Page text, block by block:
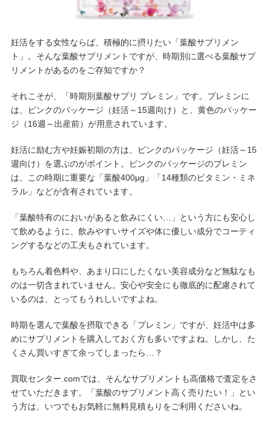
妊活をする女性ならば、積極的に摂りたい「葉酸サプリメン
ト」。そんな葉酸サプリメントですが、時期別に選べる葉酸サプ
リメントがあるのをご存知ですか？
それこそが、「時期別葉酸サプリ プレミン」です。プレミンに
は、ピンクのパッケージ（妊活～15週向け）と、黄色のパッケー
ジ（16週～出産前）が用意されています。
妊活に励む方や妊娠初期の方は、ピンクのパッケージ（妊活～15
週向け）を選ぶのがポイント。ピンクのパッケージのプレミン
は、この時期に重要な「葉酸400μg」「14種類のビタミン・ミネ
ラル」などが含有されています。
「葉酸特有のにおいがあると飲みにくい…」という方にも安心し
て飲めるように、飲みやすいサイズや体に優しい成分でコーティ
ングするなどの工夫もされています。
もちろん着色料や、あまり口にしたくない美容成分など無駄なも
のは一切含まれていません。安心や安全にも徹底的に配慮されて
いるのは、とってもうれしいですよね。
時期を選んで葉酸を摂取できる「プレミン」ですが、妊活中は多
めにサプリメントを購入しておく方も多いですよね。しかし、た
くさん買いすぎて余ってしまったら…？
買取センター.comでは、そんなサプリメントも高価格で査定をさ
せていただきます。「葉酸のサプリメント高く売りたい！」とい
う方は、いつでもお気軽に無料見積もりをご利用くださいね。